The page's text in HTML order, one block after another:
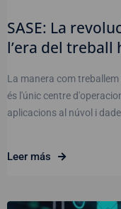
SASE: La
l’era del treball
La manera com
és l'únic centre
aplicacions al núvol i
Leer más